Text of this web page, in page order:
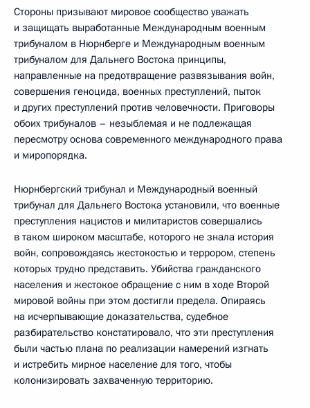
Стороны призывают мировое сообщество уважать
и защищать выработанные Международным военным
трибуналом в Нюрнберге и Международным военным
трибуналом для Дальнего Востока принципы,
направленные на предотвращение развязывания войн,
совершения геноцида, военных преступлений, пыток
и других преступлений против человечности. Приговоры
обоих трибуналов – незыблемая и не подлежащая
пересмотру основа современного международного права
и миропорядка.
Нюрнбергский трибунал и Международный военный
трибунал для Дальнего Востока установили, что военные
преступления нацистов и милитаристов совершались
в таком широком масштабе, которого не знала история
войн, сопровождаясь жестокостью и террором, степень
которых трудно представить. Убийства гражданского
населения и жестокое обращение с ним в ходе Второй
мировой войны при этом достигли предела. Опираясь
на исчерпывающие доказательства, судебное
разбирательство констатировало, что эти преступления
были частью плана по реализации намерений изгнать
и истребить мирное население для того, чтобы
колонизировать захваченную территорию.